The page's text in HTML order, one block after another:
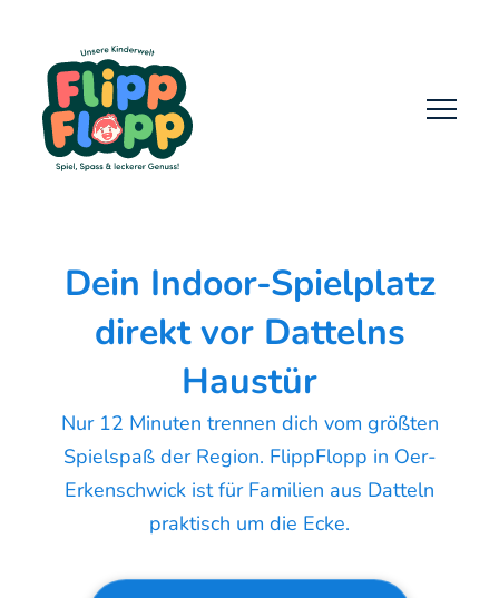
Dein Indoor-Spielplatz
direkt vor Dattelns
Haustür
Nur 12 Minuten trennen dich vom größten
Spielspaß der Region. FlippFlopp in Oer-
Erkenschwick ist für Familien aus Datteln
praktisch um die Ecke.